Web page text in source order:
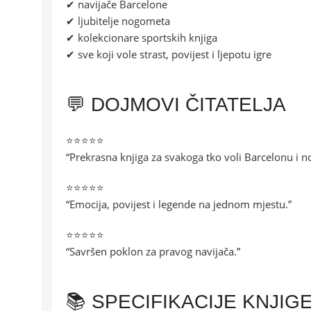
✔ navijače Barcelone
✔ ljubitelje nogometa
✔ kolekcionare sportskih knjiga
✔ sve koji vole strast, povijest i ljepotu igre
💬 DOJMOVI ČITATELJA
⭐⭐⭐⭐⭐
“Prekrasna knjiga za svakoga tko voli Barcelonu i
⭐⭐⭐⭐⭐
“Emocija, povijest i legende na jednom mjestu.”
⭐⭐⭐⭐⭐
“Savršen poklon za pravog navijača.”
📚 SPECIFIKACIJE